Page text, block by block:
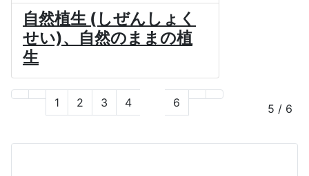
自然植生 (しぜんしょく
せい)、自然のままの植
生
5 / 6
1 2 3 4 6